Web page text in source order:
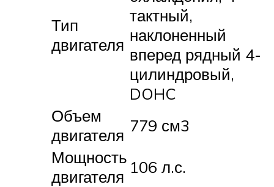
Тип
двигателя
тактный,
наклоненный
вперед рядный 4-
цилиндровый,
DOHC
Объем
двигателя 779 см3
Мощность
двигателя 106 л.с.